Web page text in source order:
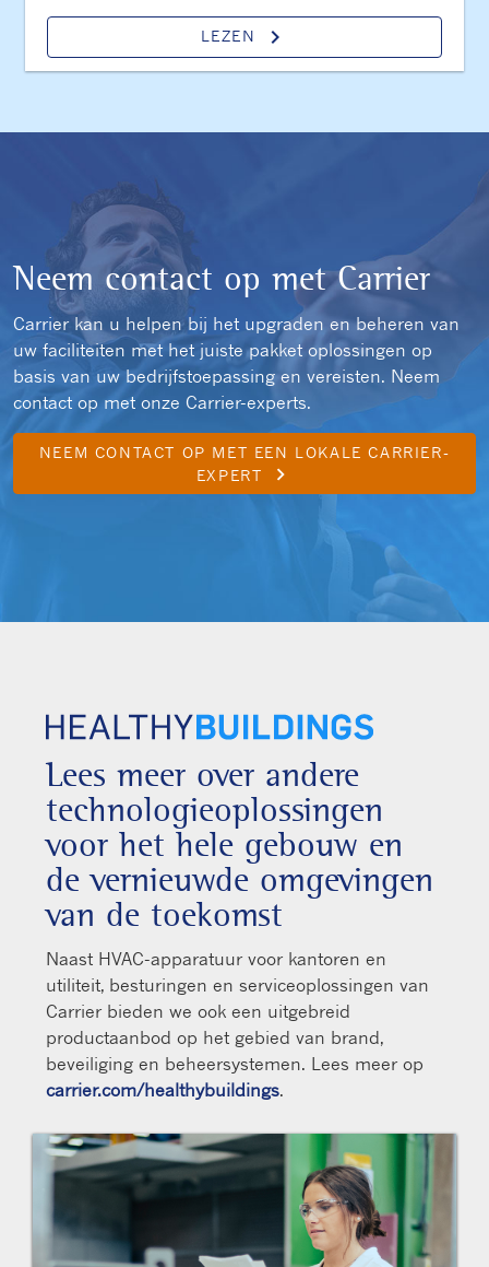
LEZEN keyboard_arrow_right
Neem contact op met Carrier
Carrier kan u helpen bij het upgraden en beheren van
uw faciliteiten met het juiste pakket oplossingen op
basis van uw bedrijfstoepassing en vereisten. Neem
contact op met onze Carrier-experts.
NEEM CONTACT OP MET EEN LOKALE CARRIER-
EXPERT
keyboard_arrow_right
Lees meer over andere
technologieoplossingen
voor het hele gebouw en
de vernieuwde omgevingen
van de toekomst
Naast HVAC-apparatuur voor kantoren en
utiliteit, besturingen en serviceoplossingen van
Carrier bieden we ook een uitgebreid
productaanbod op het gebied van brand,
beveiliging en beheersystemen. Lees meer op
carrier.com/healthybuildings.